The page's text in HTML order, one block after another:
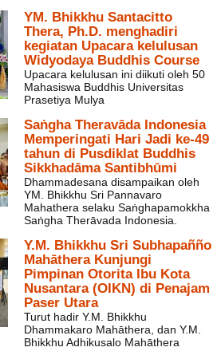
YM. Bhikkhu Santacitto
Thera, Ph.D. menghadiri
kegiatan Upacara kelulusan
Widyodaya Buddhis Course
Upacara kelulusan ini diikuti oleh 50
Mahasiswa Buddhis Universitas
Prasetiya Mulya
Saṅgha Theravāda Indonesia
Memperingati Hari Jadi ke-49
tahun di Pusdiklat Buddhis
Sikkhadāma Santibhūmi
Dhammadesana disampaikan oleh
YM. Bhikkhu Sri Pannavaro
Mahathera selaku Saṅghapamokkha
Saṅgha Therāvada Indonesia.
Y.M. Bhikkhu Sri Subhapañño
Mahāthera Kunjungi
Pimpinan Otorita Ibu Kota
Nusantara (OIKN) di Penajam
Paser Utara
Turut hadir Y.M. Bhikkhu
Dhammakaro Mahāthera, dan Y.M.
Bhikkhu Adhikusalo Mahāthera